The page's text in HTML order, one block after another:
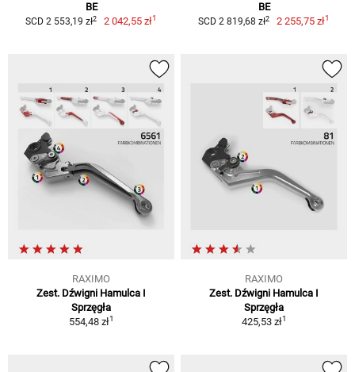
BE
SCD 2 553,19 zł2 2 042,55 zł1
BE
SCD 2 819,68 zł2 2 255,75 zł1
RAXIMO
Zest. Dźwigni Hamulca I
Sprzęgła
554,48 zł1
RAXIMO
Zest. Dźwigni Hamulca I
Sprzęgła
425,53 zł1